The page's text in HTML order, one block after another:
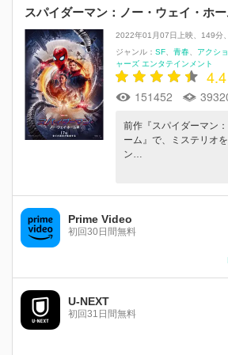
スパイダーマン：ノー・ウェイ・ホー
2022年01月07日上映 149分
ジャンル： SF 青春 アクシ
ャーズ エンタテインメント
4.4
151452
前作『スパイダーマン
ーム』で、ミステリオ
ン…
Prime Video
初回30日間無料
U-NEXT
初回31日間無料